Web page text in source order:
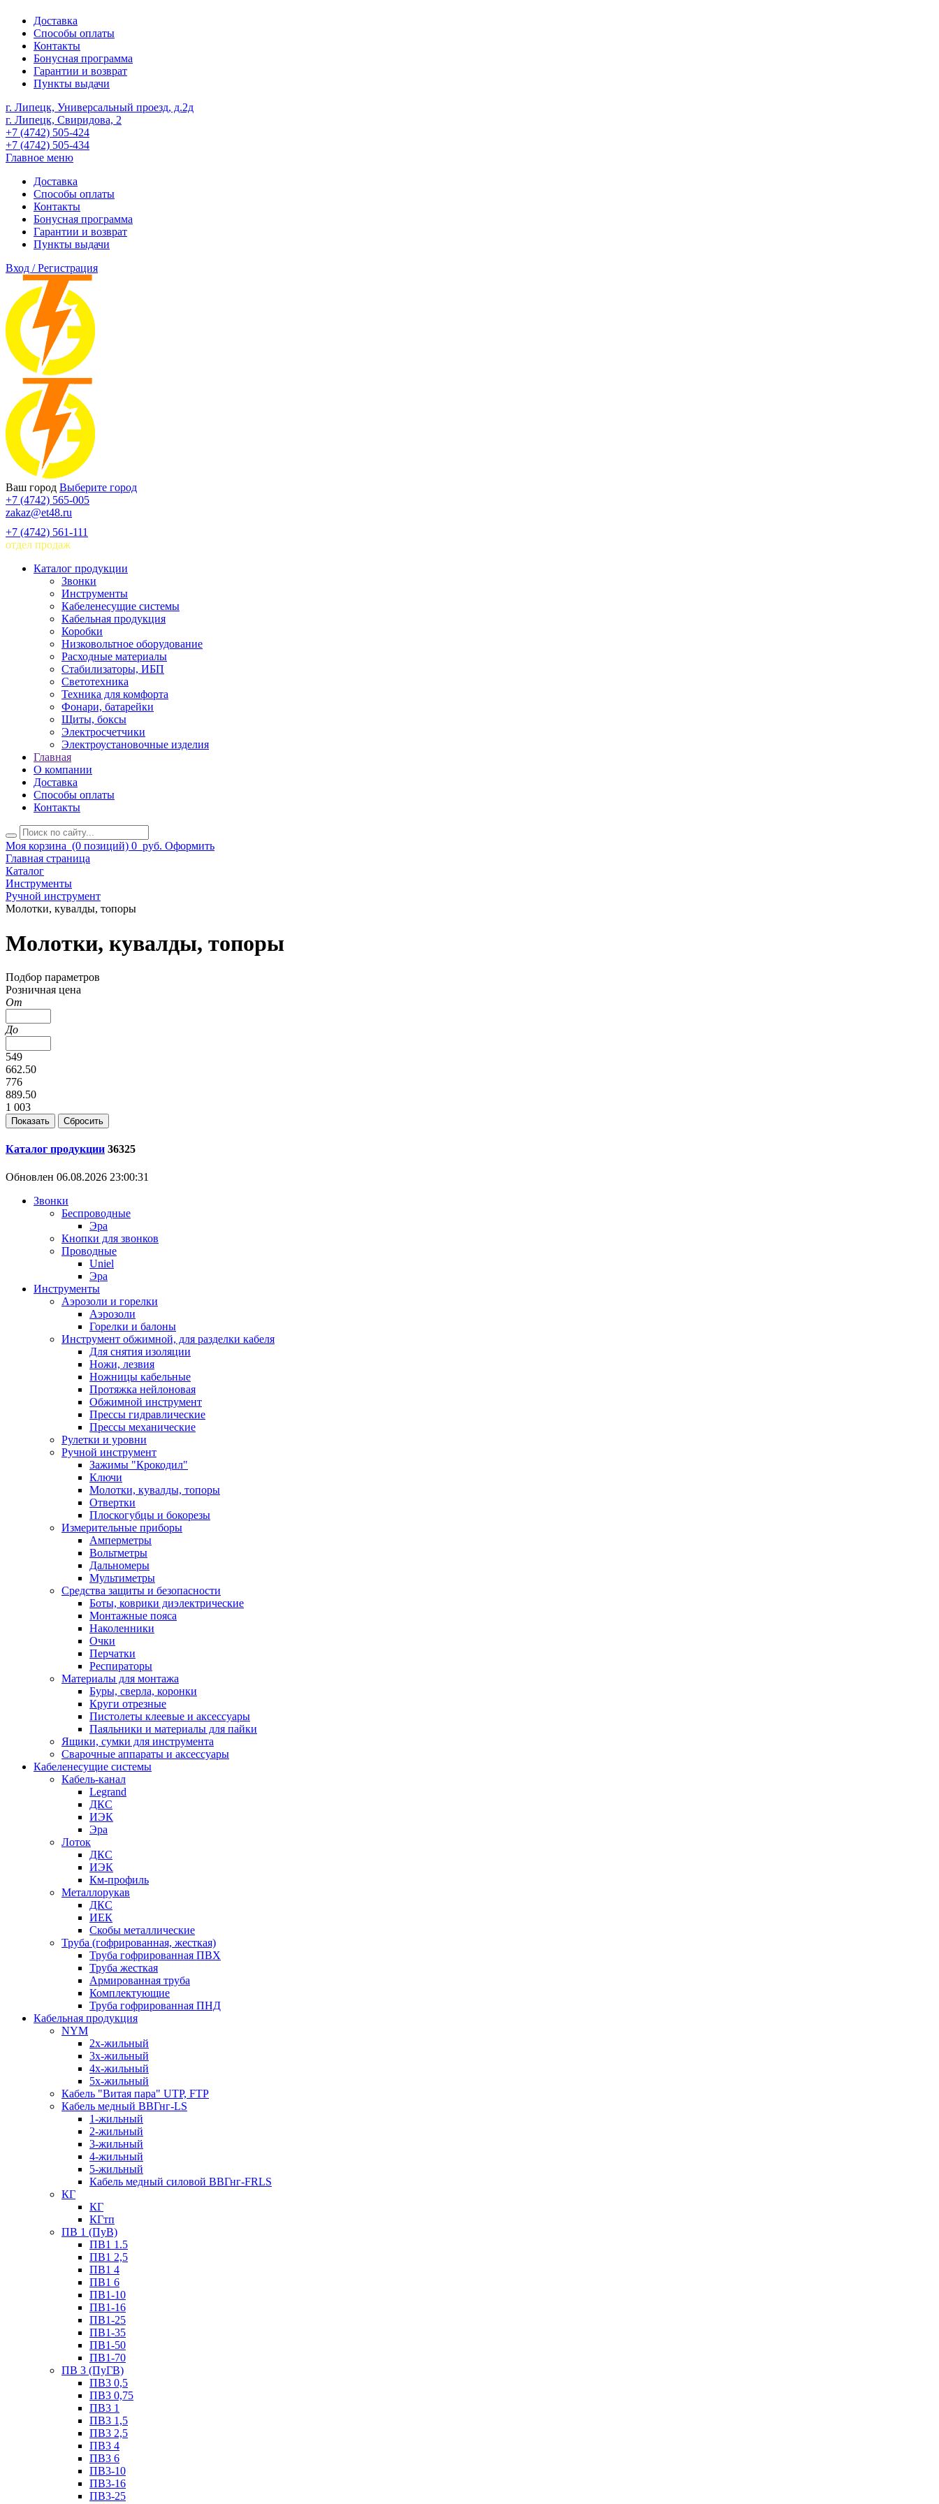
Доставка
Способы оплаты
Контакты
Бонусная программа
Гарантии и возврат
Пункты выдачи
г. Липецк, Универсальный проезд, д.2д
г. Липецк, Свиридова, 2
+7 (4742) 505-424
+7 (4742) 505-434
Главное меню
Доставка
Способы оплаты
Контакты
Бонусная программа
Гарантии и возврат
Пункты выдачи
Вход / Регистрация
Ваш город Выберите город
+7 (4742) 565-005
zakaz@et48.ru
+7 (4742) 561-111
отдел продаж
Каталог продукции
Звонки
Инструменты
Кабеленесущие системы
Кабельная продукция
Коробки
Низковольтное оборудование
Расходные материалы
Стабилизаторы, ИБП
Светотехника
Техника для комфорта
Фонари, батарейки
Щиты, боксы
Электросчетчики
Электроустановочные изделия
Главная
О компании
Доставка
Способы оплаты
Контакты
Моя корзина (0 позиций) 0 руб. Оформить
Главная страница
Каталог
Инструменты
Ручной инструмент
Молотки, кувалды, топоры
Молотки, кувалды, топоры
Подбор параметров
Розничная цена
От
До
549
662.50
776
889.50
1 003
Каталог продукции 36325
Обновлен 06.08.2026 23:00:31
Звонки
Беспроводные
Эра
Кнопки для звонков
Проводные
Uniel
Эра
Инструменты
Аэрозоли и горелки
Аэрозоли
Горелки и балоны
Инструмент обжимной, для разделки кабеля
Для снятия изоляции
Ножи, лезвия
Ножницы кабельные
Протяжка нейлоновая
Обжимной инструмент
Прессы гидравлические
Прессы механические
Рулетки и уровни
Ручной инструмент
Зажимы "Крокодил"
Ключи
Молотки, кувалды, топоры
Отвертки
Плоскогубцы и бокорезы
Измерительные приборы
Амперметры
Вольтметры
Дальномеры
Мультиметры
Средства защиты и безопасности
Боты, коврики диэлектрические
Монтажные пояса
Наколенники
Очки
Перчатки
Респираторы
Материалы для монтажа
Буры, сверла, коронки
Круги отрезные
Пистолеты клеевые и аксессуары
Паяльники и материалы для пайки
Ящики, сумки для инструмента
Сварочные аппараты и аксессуары
Кабеленесущие системы
Кабель-канал
Legrand
ДКС
ИЭК
Эра
Лоток
ДКС
ИЭК
Км-профиль
Металлорукав
ДКС
ИЕК
Скобы металлические
Труба (гофрированная, жесткая)
Труба гофрированная ПВХ
Труба жесткая
Армированная труба
Комплектующие
Труба гофрированная ПНД
Кабельная продукция
NYM
2х-жильный
3х-жильный
4х-жильный
5х-жильный
Кабель "Витая пара" UTP, FTP
Кабель медный ВВГнг-LS
1-жильный
2-жильный
3-жильный
4-жильный
5-жильный
Кабель медный силовой ВВГнг-FRLS
КГ
КГ
КГтп
ПВ 1 (ПуВ)
ПВ1 1.5
ПВ1 2,5
ПВ1 4
ПВ1 6
ПВ1-10
ПВ1-16
ПВ1-25
ПВ1-35
ПВ1-50
ПВ1-70
ПВ 3 (ПуГВ)
ПВ3 0,5
ПВ3 0,75
ПВ3 1
ПВ3 1,5
ПВ3 2,5
ПВ3 4
ПВ3 6
ПВ3-10
ПВ3-16
ПВ3-25